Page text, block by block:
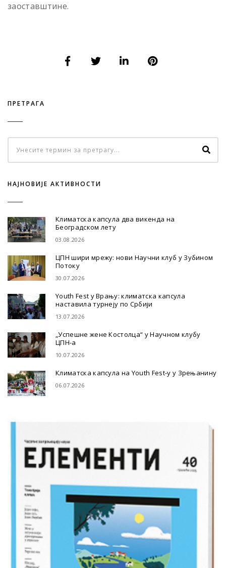
заоставштине.
ПРЕТРАГА
НАЈНОВИЈЕ АКТИВНОСТИ
Климатска капсула два викенда на
Београдском лету
03.08.2026
ЦПН шири мрежу: нови Научни клуб у Зубином
Потоку
30.07.2026
Youth Fest у Врању: климатска капсула
наставила турнеју по Србији
13.07.2026
„Успешне жене Костолца“ у Научном клубу
ЦПН-а
10.07.2026
Климатска капсула на Youth Fest-у у Зрењанину
06.07.2026